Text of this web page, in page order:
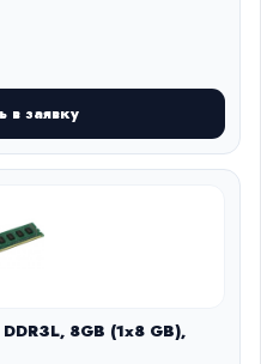
в заявку
8GB (1x8 GB),